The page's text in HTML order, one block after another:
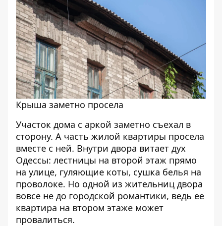
Крыша заметно просела
Участок дома с аркой заметно съехал в
сторону. А часть жилой квартиры просела
вместе с ней. Внутри двора витает дух
Одессы: лестницы на второй этаж прямо
на улице, гуляющие коты, сушка белья на
проволоке. Но одной из жительниц двора
вовсе не до городской романтики, ведь ее
квартира на втором этаже может
провалиться.